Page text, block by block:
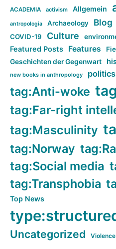
ACADEMIA activism Allgemein
antropologia Archaeology Blog
COVID-19 Culture
Featured Posts Features
Geschichten der Gegenwart
new books in anthropology politics
tag:Anti-woke
tag:Far-right
tag:Masculinity
tag:Norway
tag:Social media
tag:Transphobia
Top News
Uncategorized Violence